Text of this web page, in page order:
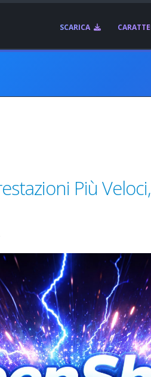
SCARICA
Più